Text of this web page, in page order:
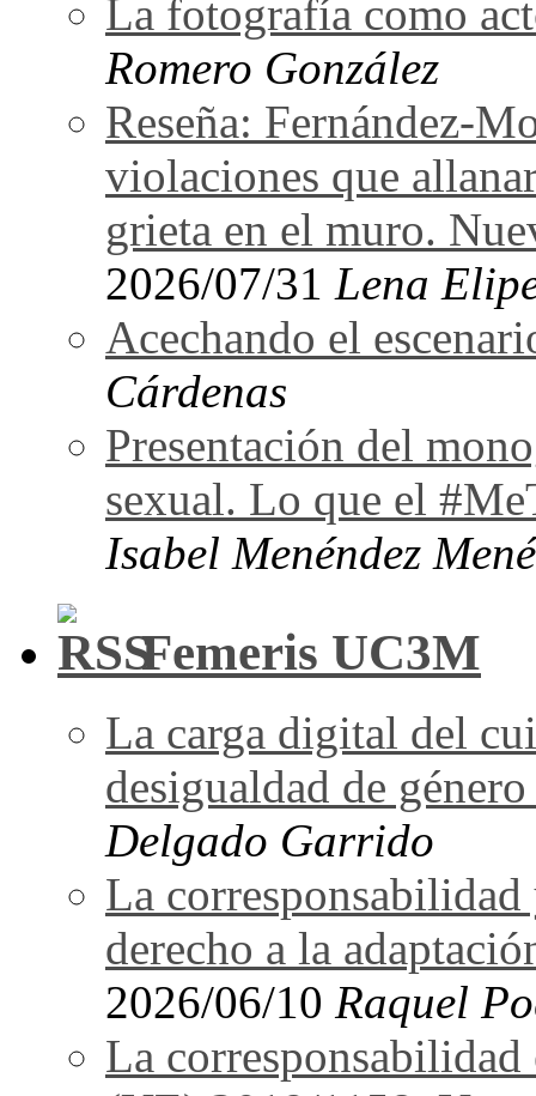
La fotografía como
Romero González
Reseña: Fernández-
violaciones que
grieta en el muro.
2026/07/31 Lena
Acechando el
Cárdenas
Presentación del
sexual. Lo que el
Isabel Menéndez
Femeris UC3M
La carga digital del
desigualdad de
Delgado Garrido
La
derecho a la
2026/06/10 Raquel
La